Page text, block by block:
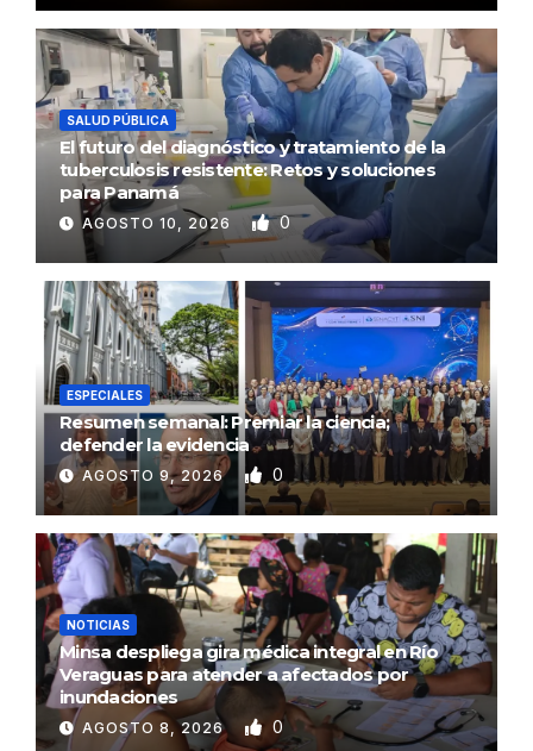
SALUD PÚBLICA
El futuro del diagnóstico y tratamiento de la
tuberculosis resistente: Retos y soluciones
para Panamá
AGOSTO 10, 2026 0
ESPECIALES
Resumen semanal: Premiar la ciencia;
defender la evidencia
AGOSTO 9, 2026 0
NOTICIAS
Minsa despliega gira médica integral en Río
Veraguas para atender a afectados por
inundaciones
AGOSTO 8, 2026 0